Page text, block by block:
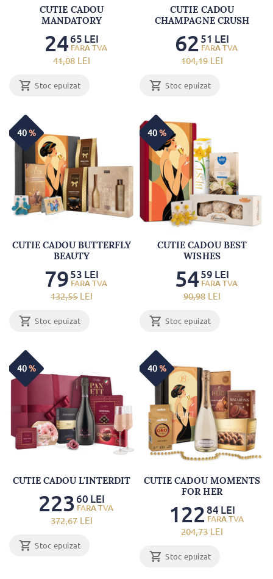
CUTIE CADOU
MANDATORY
41,08 LEI
2465 LEI
Stoc epuizat
CUTIE CADOU
CHAMPAGNE CRUSH
104,19 LEI
62 51 LEI
Stoc epuizat
40%
CUTIE CADOU BUTTERFLY
BEAUTY
132,55 LEI
79 53 LEI
Stoc epuizat
40%
CUTIE CADOU BEST
WISHES
90,98 LEI
5459 LEI
Stoc epuizat
40%
CUTIE CADOU L'INTERDIT
372,67 LEI
223 60 LEI
Stoc epuizat
40%
CUTIE CADOU MOMENTS
FOR HER
204,73 LEI
12284 LEI
Stoc epuizat